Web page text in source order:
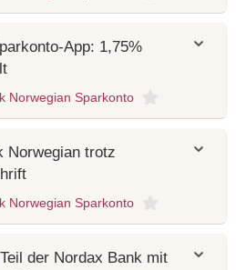
App: 1,75%
Norwegian Sparkonto
Norwegian trotz
Norwegian Sparkonto
der Nordax Bank mit